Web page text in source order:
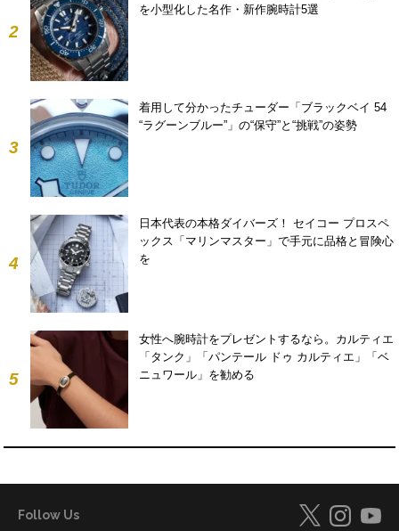
2
を小型化した名作・新作腕時計5選
3
着用して分かったチューダー「ブラックベイ 54
“ラグーンブルー”」の“保守”と“挑戦”の姿勢
4
日本代表の本格ダイバーズ！ セイコー プロスペ
ックス「マリンマスター」で手元に品格と冒険心
を
5
女性へ腕時計をプレゼントするなら。カルティエ
「タンク」「パンテール ドゥ カルティエ」「ベ
ニュワール」を勧める
Follow Us